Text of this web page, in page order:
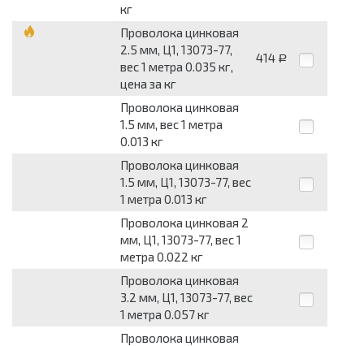
кг
Проволока цинковая
2.5 мм, Ц1, 13073-77,
вес 1 метра 0.035 кг,
цена за кг
414 Р
Проволока цинковая
1.5 мм, вес 1 метра
0.013 кг
Проволока цинковая
1.5 мм, Ц1, 13073-77, вес
1 метра 0.013 кг
Проволока цинковая 2
мм, Ц1, 13073-77, вес 1
метра 0.022 кг
Проволока цинковая
3.2 мм, Ц1, 13073-77, вес
1 метра 0.057 кг
Проволока цинковая